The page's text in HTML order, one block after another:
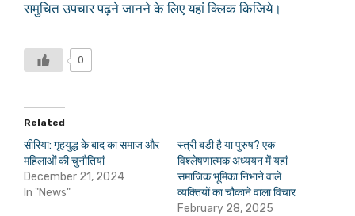
समुचित उपचार पढ़ने जानने के लिए यहां क्लिक किजिये।
0
Related
सीरिया: गृहयुद्ध के बाद का समाज और
महिलाओं की चुनौतियां
December 21, 2024
In "News"
स्त्री बड़ी है या पुरुष? एक
विश्लेषणात्मक अध्ययन में यहां
समाजिक भूमिका निभाने वाले
व्यक्तियों का चौकाने वाला विचार
February 28, 2025